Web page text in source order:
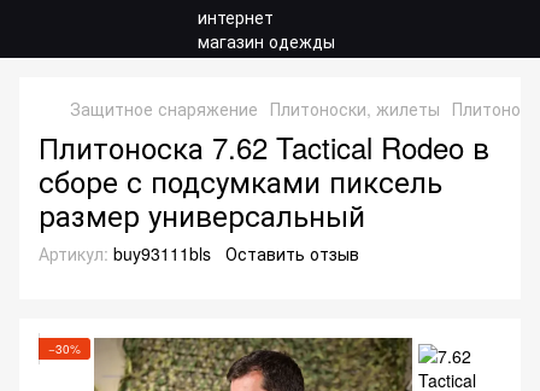
Защитное снаряжение Плитоноски, жилеты
Плитоноска 7.62 Tactical Rodeo в
сборе с подсумками пиксель
размер универсальный
Артикул: buy93111bls Оставить отзыв
−30%